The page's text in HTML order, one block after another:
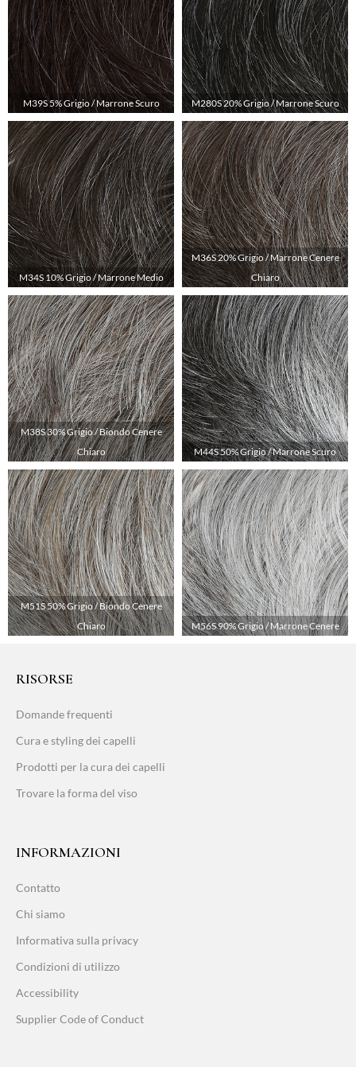
M39S 5% Grigio / Marrone Scuro M280S 20% Grigio / Marrone Scuro
M34S 10% Grigio / Marrone Medio
M36S 20% Grigio / Marrone Cenere
Chiaro
M38S 30% Grigio / Biondo Cenere
Chiaro
M44S 50% Grigio / Marrone Scuro
M51S 50% Grigio / Biondo Cenere
Chiaro
M56S 90% Grigio / Marrone Cenere
RISORSE
Domande frequenti
Cura e styling dei capelli
Prodotti per la cura dei capelli
Trovare la forma del viso
INFORMAZIONI
Contatto
Chi siamo
Informativa sulla privacy
Condizioni di utilizzo
Accessibility
Supplier Code of Conduct